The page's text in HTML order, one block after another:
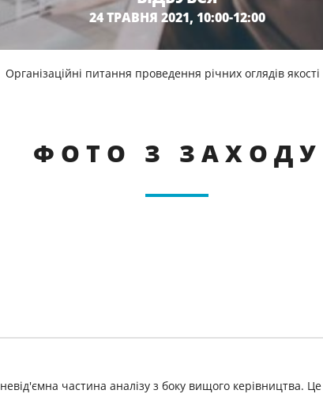
24 ТРАВНЯ 2021, 10:00-12:00
Організаційні питання проведення річних оглядів якості
ФОТО З ЗАХОДУ
частина аналізу з боку вищого керівництва.